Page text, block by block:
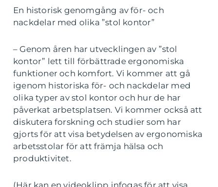
En historisk genomgång av för- och
nackdelar med olika ”stol kontor”
– Genom åren har utvecklingen av ”stol
kontor” lett till förbättrade ergonomiska
funktioner och komfort. Vi kommer att gå
igenom historiska för- och nackdelar med
olika typer av stol kontor och hur de har
påverkat arbetsplatsen. Vi kommer också att
diskutera forskning och studier som har
gjorts för att visa betydelsen av ergonomiska
arbetsstolar för att främja hälsa och
produktivitet.
(Här kan en videoklipp infogas för att visa